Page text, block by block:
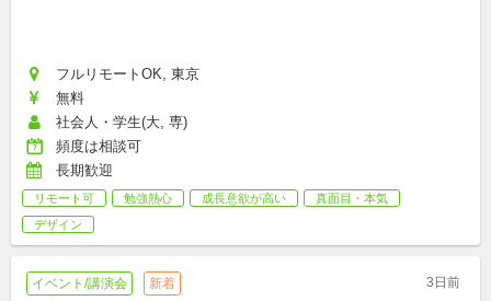
フルリモートOK, 東京
無料
社会人・学生(大, 専)
頻度は相談可
長期歓迎
リモート可 勉強熱心 成長意欲が高い
真面目・本気
デザイン
イベント/講演会 新着 3日前